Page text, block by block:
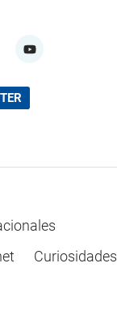
Curiosidades